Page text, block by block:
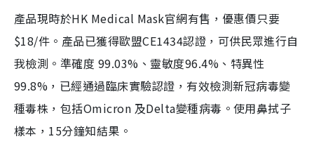
產品現時於HK Medical Mask官網有售，優惠價只要
$18/件。產品已獲得歐盟CE1434認證，可供民眾進行自
我檢測。準確度 99.03%、靈敏度96.4%、特異性
99.8%，已經通過臨床實驗認證，有效檢測新冠病毒變
種毒株，包括Omicron 及Delta變種病毒。使用鼻拭子
樣本，15分鐘知結果。